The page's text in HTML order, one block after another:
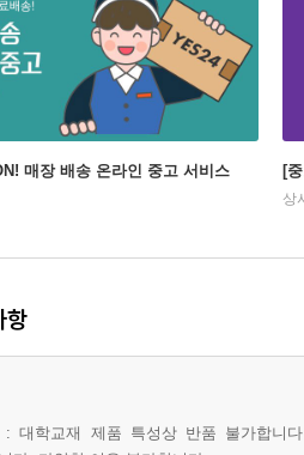
매장 배송 온라인 중고 서비스 [
상
항
: 대학교재 제품 특성상 반품 불가합니